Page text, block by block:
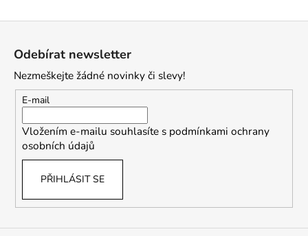
ý
u
Odebírat newsletter
Nezmeškejte žádné novinky či slevy!
E-mail
Vložením e-mailu souhlasíte s podmínkami ochrany
osobních údajů
PŘIHLÁSIT SE